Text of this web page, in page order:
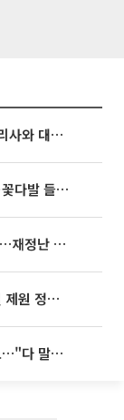
포스코퓨처엠, LFP 시장 뚫었다…배터리사와 대규모 장기 공급 합의
아옳이, 한의사 김형배와 벌써 200일⋯꽃다발 들고 "프러포즈 아냐"
추미애 "복지가 아니라 도민이 늘었다"…재정난 책임론 정면돌파
분석 중"
박문성, 축구협회 '성 접대' 보도에 분노…"다 말아먹으려고 작정했나"